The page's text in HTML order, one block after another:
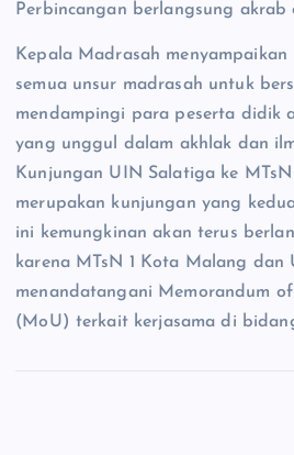
Perbincangan berlangsung akrab
Kepala Madrasah menyampaikan
semua unsur madrasah untuk
mendampingi para peserta didik
yang unggul dalam akhlak dan
Kunjungan UIN Salatiga ke
merupakan kunjungan yang
ini kemungkinan akan terus
karena MTsN 1 Kota Malang dan
menandatangani Memorandum
(MoU) terkait kerjasama di